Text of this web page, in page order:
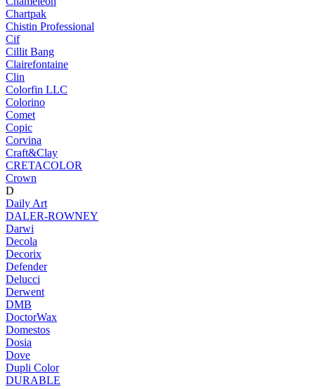
Chartpak
Chistin Professional
Cif
Cillit Bang
Clairefontaine
Clin
Colorfin LLC
Colorino
Comet
Copic
Corvina
Craft&Clay
CRETACOLOR
Crown
D
Daily Art
DALER-ROWNEY
Darwi
Decola
Decorix
Defender
Delucci
Derwent
DMB
DoctorWax
Domestos
Dosia
Dove
Dupli Color
DURABLE